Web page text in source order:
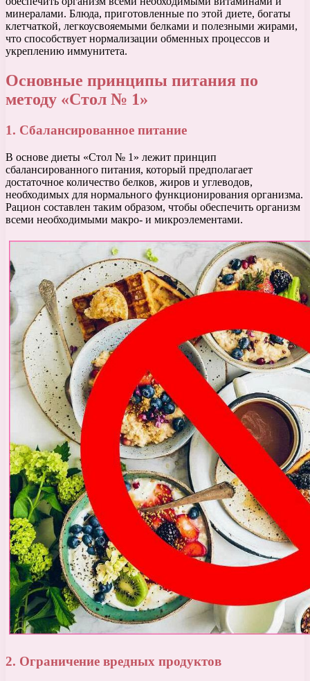
минералами. Блюда, приготовленные по этой диете, богаты
клетчаткой, легкоусвояемыми белками и полезными жирами,
что способствует нормализации обменных процессов и
укреплению иммунитета.
Основные принципы питания по
методу «Стол № 1»
1. Сбалансированное питание
В основе диеты «Стол № 1» лежит принцип
сбалансированного питания, который предполагает
достаточное количество белков, жиров и углеводов,
необходимых для нормального функционирования организма.
Рацион составлен таким образом, чтобы обеспечить организм
всеми необходимыми макро- и микроэлементами.
2. Ограничение вредных продуктов